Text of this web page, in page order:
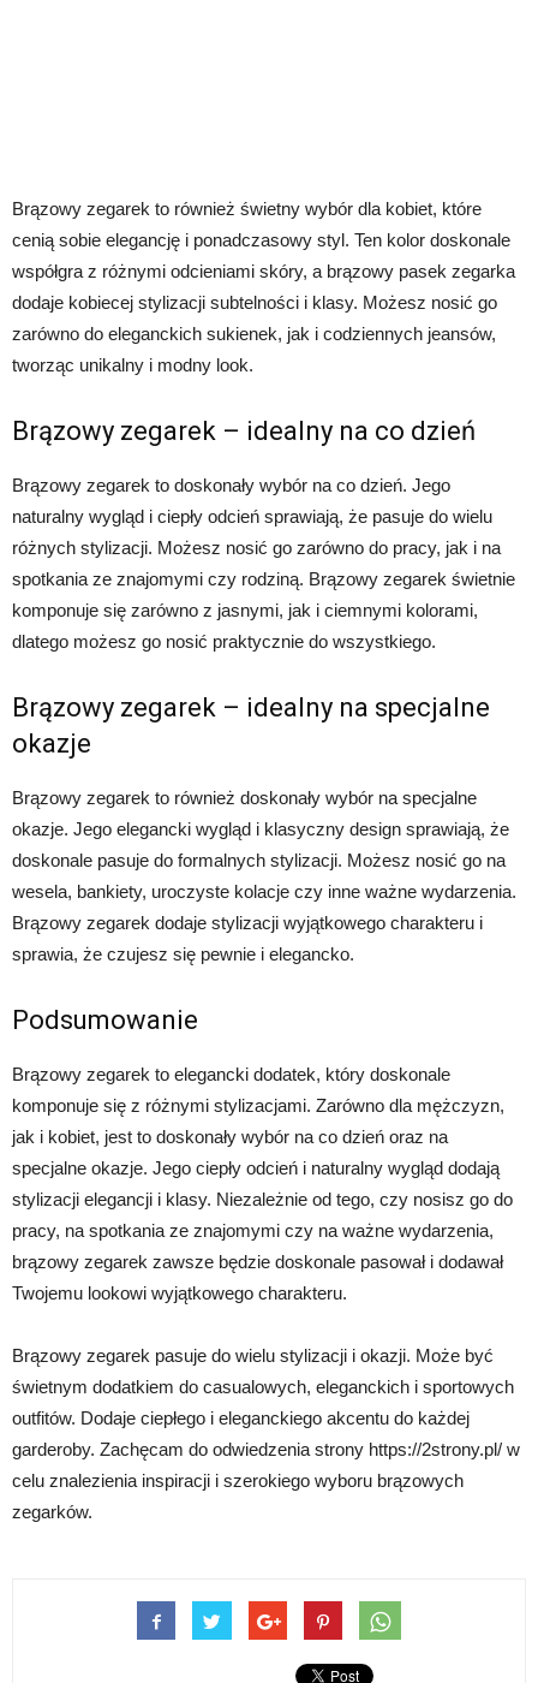
Brązowy zegarek to również świetny wybór dla kobiet, które
cenią sobie elegancję i ponadczasowy styl. Ten kolor doskonale
współgra z różnymi odcieniami skóry, a brązowy pasek zegarka
dodaje kobiecej stylizacji subtelności i klasy. Możesz nosić go
zarówno do eleganckich sukienek, jak i codziennych jeansów,
tworząc unikalny i modny look.
Brązowy zegarek – idealny na co dzień
Brązowy zegarek to doskonały wybór na co dzień. Jego
naturalny wygląd i ciepły odcień sprawiają, że pasuje do wielu
różnych stylizacji. Możesz nosić go zarówno do pracy, jak i na
spotkania ze znajomymi czy rodziną. Brązowy zegarek świetnie
komponuje się zarówno z jasnymi, jak i ciemnymi kolorami,
dlatego możesz go nosić praktycznie do wszystkiego.
Brązowy zegarek – idealny na specjalne
okazje
Brązowy zegarek to również doskonały wybór na specjalne
okazje. Jego elegancki wygląd i klasyczny design sprawiają, że
doskonale pasuje do formalnych stylizacji. Możesz nosić go na
wesela, bankiety, uroczyste kolacje czy inne ważne wydarzenia.
Brązowy zegarek dodaje stylizacji wyjątkowego charakteru i
sprawia, że czujesz się pewnie i elegancko.
Podsumowanie
Brązowy zegarek to elegancki dodatek, który doskonale
komponuje się z różnymi stylizacjami. Zarówno dla mężczyzn,
jak i kobiet, jest to doskonały wybór na co dzień oraz na
specjalne okazje. Jego ciepły odcień i naturalny wygląd dodają
stylizacji elegancji i klasy. Niezależnie od tego, czy nosisz go do
pracy, na spotkania ze znajomymi czy na ważne wydarzenia,
brązowy zegarek zawsze będzie doskonale pasował i dodawał
Twojemu lookowi wyjątkowego charakteru.
Brązowy zegarek pasuje do wielu stylizacji i okazji. Może być
świetnym dodatkiem do casualowych, eleganckich i sportowych
outfitów. Dodaje ciepłego i eleganckiego akcentu do każdej
garderoby. Zachęcam do odwiedzenia strony https://2strony.pl/ w
celu znalezienia inspiracji i szerokiego wyboru brązowych
zegarków.